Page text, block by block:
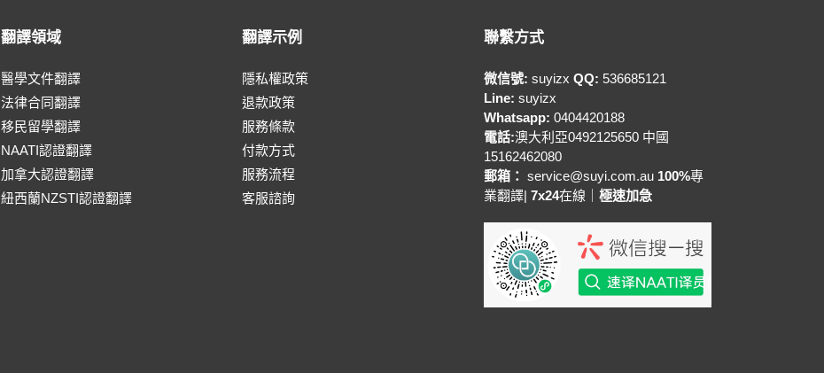
翻譯領域
醫學文件翻譯
法律合同翻譯
移民留學翻譯
NAATI認證翻譯
加拿大認證翻譯
紐西蘭NZSTI認證翻譯
翻譯示例
隱私權政策
退款政策
服務條款
付款方式
服務流程
客服諮詢
聯繫方式
微信號: suyizx QQ: 536685121
Line: suyizx
Whatsapp: 0404420188
電話:澳大利亞0492125650 中國
15162462080
郵箱： service@suyi.com.au 100%專
業翻譯| 7x24在線｜ 極速加急